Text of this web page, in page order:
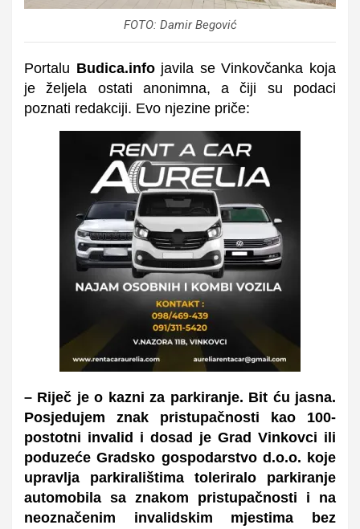
FOTO: Damir Begović
Portalu Budica.infojavila se Vinkovčanka koja
je željela ostati anonimna, a čiji su podaci
poznati redakciji. Evo njezine priče:
– Riječ je o kazni za parkiranje. Bit ću jasna.
Posjedujem znak pristupačnosti kao 100-
postotni invalid i dosad je Grad Vinkovci ili
poduzeće Gradsko gospodarstvo d.o.o. koje
upravlja parkiralištima toleriralo parkiranje
automobila sa znakom pristupačnosti i na
neoznačenim invalidskim mjestima bez